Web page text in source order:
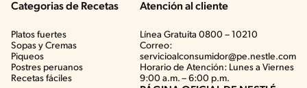
Categorias de Recetas
Platos fuertes
Sopas y Cremas
Piqueos
Postres peruanos
Recetas fáciles
Atención al cliente
Línea Gratuita 0800 – 10210
Correo:
servicioalconsumidor@pe.nestle.com
Horario de Atención: Lunes a Viernes
9:00 a.m. – 6:00 p.m.